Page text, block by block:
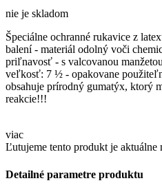
nie je skladom
Špeciálne ochranné rukavice z
balení - materiál odolný voči
priľnavosť - s valcovanou
veľkosť: 7 ½ - opakovane
obsahuje prírodný gumatýx, ktorý
reakcie!!!
viac
Ľutujeme tento produkt je aktuálne
Detailné parametre produktu